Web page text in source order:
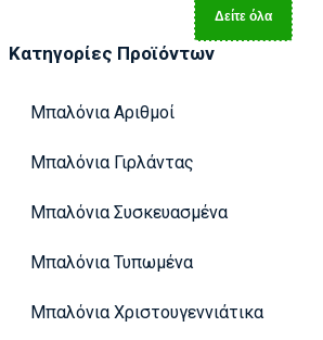
Δείτε όλα
Κατηγορίες Προϊόντων
Μπαλόνια Αριθμοί
Μπαλόνια Γιρλάντας
Μπαλόνια Συσκευασμένα
Μπαλόνια Τυπωμένα
Μπαλόνια Χριστουγεννιάτικα